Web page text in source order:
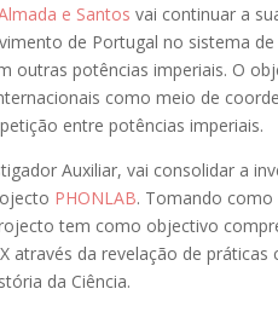
e Santos vai continuar a
de Portugal no sistema
outras potências imperiais. O
como meio de
entre potências imperiais.
Auxiliar, vai consolidar a
PHONLAB. Tomando
tem como objectivo
através da revelação de práticas
da Ciência.